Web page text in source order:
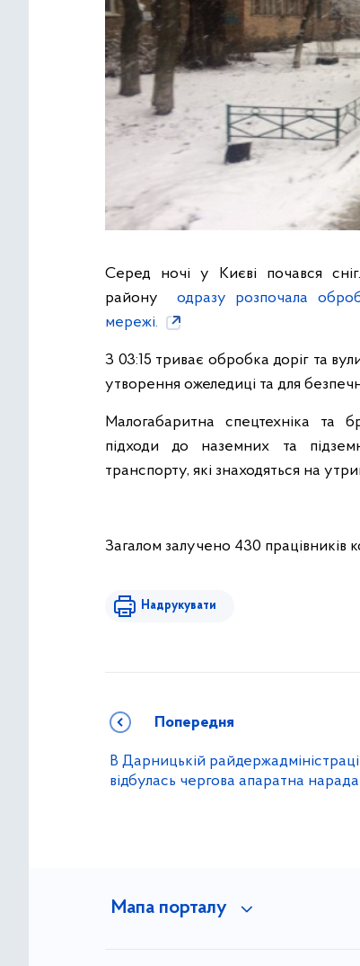
Серед ночі у Києві почався
району одразу розпочала
мережі.
З 03:15 триває обробка доріг та
утворення ожеледиці та для
Малогабаритна спецтехніка та
підходи до наземних та
транспорту, які знаходяться на
Загалом залучено 430 працівників
Надрукувати
Попередня
В Дарницькій
відбулась чергова апаратна нарада
Мапа порталу